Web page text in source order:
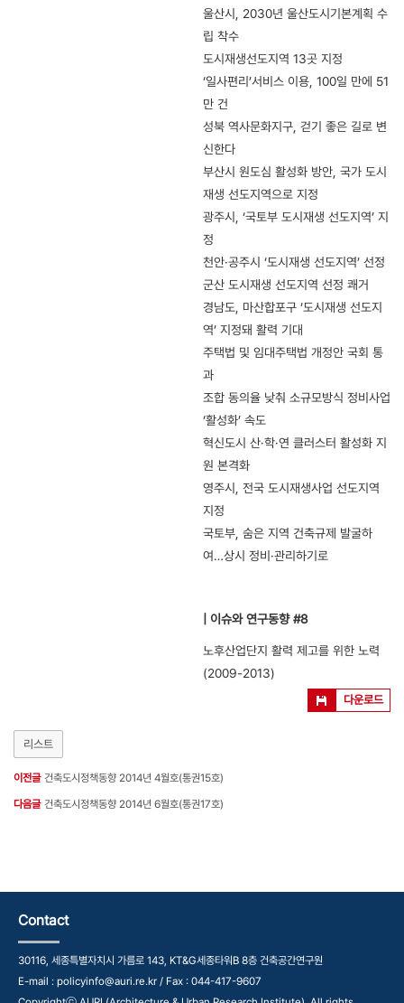
울산시, 2030년 울산도시기본계획 수
립 착수
도시재생선도지역 13곳 지정
‘일사편리’서비스 이용, 100일 만에 51
만 건
성북 역사문화지구, 걷기 좋은 길로 변
신한다
부산시 원도심 활성화 방안, 국가 도시
재생 선도지역으로 지정
광주시, ‘국토부 도시재생 선도지역’ 지
정
천안·공주시 ‘도시재생 선도지역’ 선정
군산 도시재생 선도지역 선정 쾌거
경남도, 마산합포구 ‘도시재생 선도지
역’ 지정돼 활력 기대
주택법 및 임대주택법 개정안 국회 통
과
조합 동의율 낮춰 소규모방식 정비사업
‘활성화’ 속도
혁신도시 산·학·연 클러스터 활성화 지
원 본격화
영주시, 전국 도시재생사업 선도지역
지정
국토부, 숨은 지역 건축규제 발굴하
여…상시 정비·관리하기로
| 이슈와 연구동향 #8
노후산업단지 활력 제고를 위한 노력
(2009-2013)
다운로드
리스트
이전글 건축도시정책동향 2014년 4월호(통권15호)
다음글 건축도시정책동향 2014년 6월호(통권17호)
Contact
30116, 세종특별자치시 가름로 143, KT&G세종타워B 8층 건축공간연구원
E-mail : policyinfo@auri.re.kr / Fax : 044-417-9607